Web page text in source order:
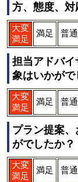
方、態度、対
大変
満足
満足 普通
担当アドバ
象はいかがで
大変
満足
満足 普通
プラン提案
がでしたか？
大変
満足
満足 普通